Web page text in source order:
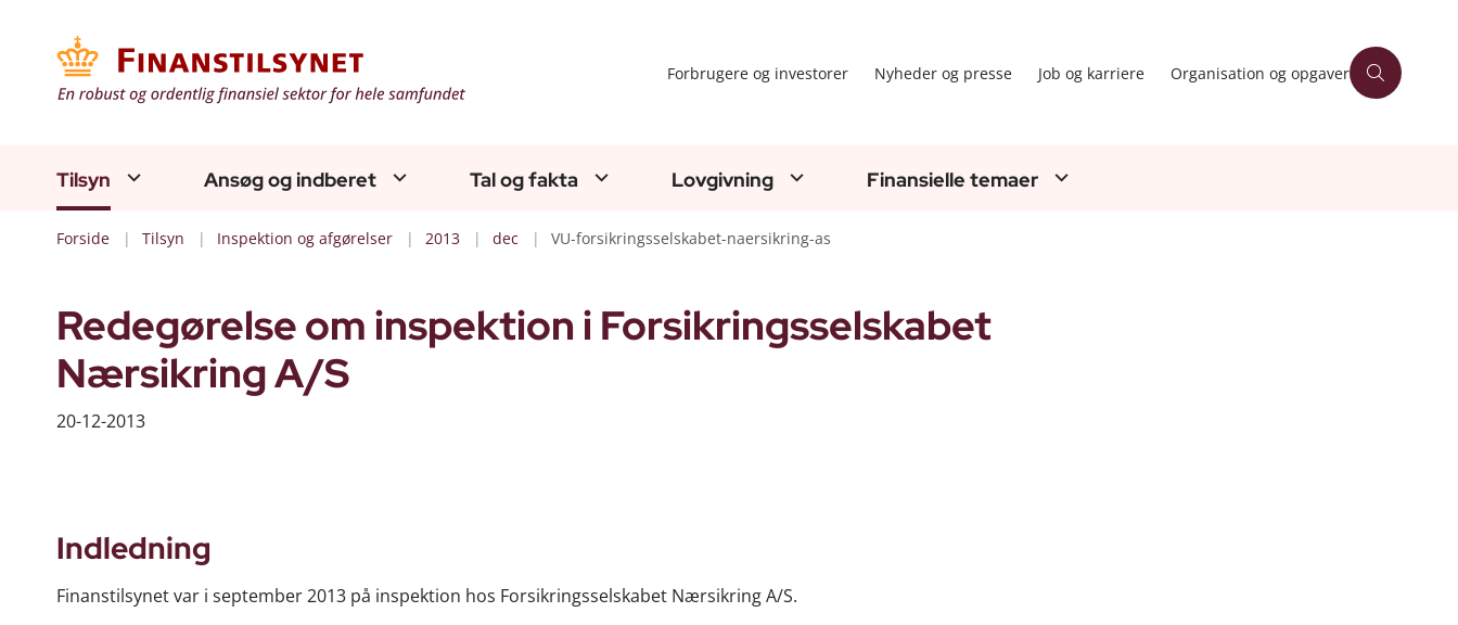
Forbrugere og investorer Nyheder og presse Job og karriere Organisation og opgaver
Tilsyn Ansøg og indberet Tal og fakta Lovgivning Finansielle temaer
Forside Tilsyn Inspektion og afgørelser 2013 dec VU-forsikringsselskabet-naersikring-as
Redegørelse om inspektion i Forsikringsselskabet
Nærsikring A/S
20-12-2013
Indledning
Finanstilsynet var i september 2013 på inspektion hos Forsikringsselskabet Nærsikring A/S.